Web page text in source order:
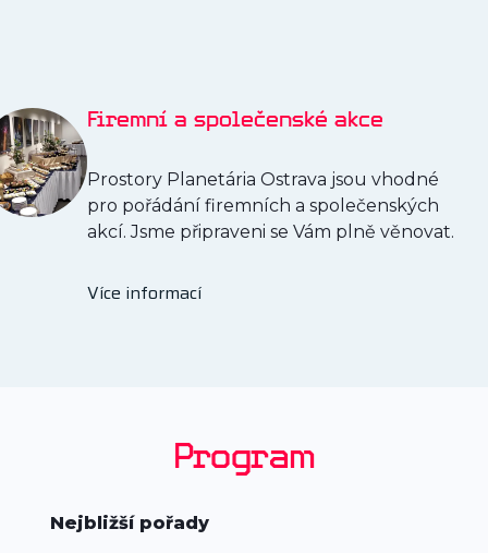
Firemní a společenské akce
Prostory Planetária Ostrava jsou vhodné
pro pořádání firemních a společenských
akcí. Jsme připraveni se Vám plně věnovat.
Více informací
Program
Nejbližší pořady